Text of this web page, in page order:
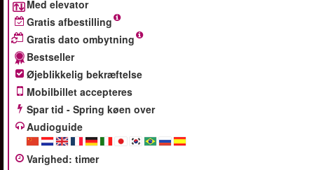
Med elevator
Gratis afbestilling
Gratis dato ombytning
Bestseller
Øjeblikkelig bekræftelse
Mobilbillet accepteres
Spar tid - Spring køen over
Audioguide
Varighed: timer